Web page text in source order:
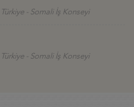
Türkiye - Somali İş Konseyi
Türkiye - Somali İş Konseyi